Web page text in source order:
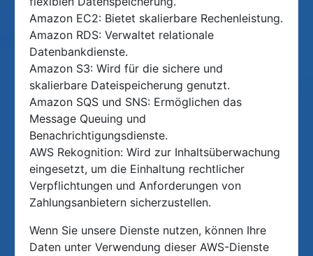
Amazon EC2: Bietet skalierbare Rechenleistung.
Amazon RDS: Verwaltet relationale
Datenbankdienste.
Amazon S3: Wird für die sichere und
skalierbare Dateispeicherung genutzt.
Amazon SQS und SNS: Ermöglichen das
Message Queuing und
Benachrichtigungsdienste.
AWS Rekognition: Wird zur Inhaltsüberwachung
eingesetzt, um die Einhaltung rechtlicher
Verpflichtungen und Anforderungen von
Zahlungsanbietern sicherzustellen.
Wenn Sie unsere Dienste nutzen, können Ihre
Daten unter Verwendung dieser AWS-Dienste